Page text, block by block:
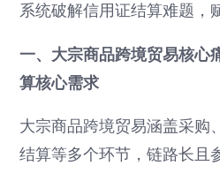
系统破解信用证结算难题，
一、大宗商品跨境贸易核心
算核心需求
大宗商品跨境贸易涵盖采购
结算等多个环节，链路长且